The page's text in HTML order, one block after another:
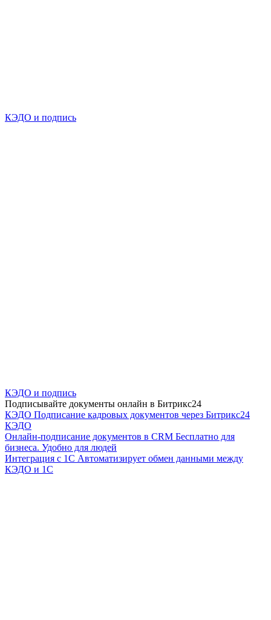
КЭДО и подпись
КЭДО и подпись
Подписывайте документы онлайн в Битрикс24
КЭДО Подписание кадровых документов через Битрикс24
КЭДО
Онлайн-подписание документов в CRM Бесплатно для
бизнеса. Удобно для людей
Интеграция с 1С Автоматизирует обмен данными между
КЭДО и 1С